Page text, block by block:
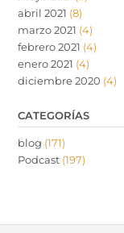
abril 2021 (8)
marzo 2021 (4)
febrero 2021 (4)
enero 2021 (4)
diciembre 2020 (4)
CATEGORÍAS
blog (171)
Podcast (197)